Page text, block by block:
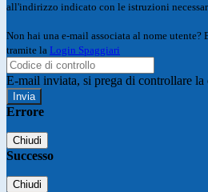
all'indirizzo indicato con le istruzioni
Non hai una e-mail associata al nome utente?
tramite la Login Spaggiari
E-mail inviata, si prega di controllare la
Errore
Chiudi
Successo
Chiudi